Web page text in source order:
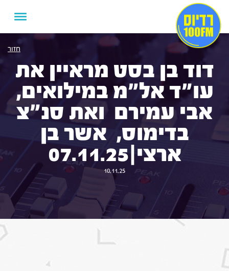
חזור
דוד בן בסט מראיין את
עו"ד אל"מ במילואים,
אבי עמירם ואת סנ"צ
בדימוס, אשר בן
ארצי|07.11.25
10.11.25